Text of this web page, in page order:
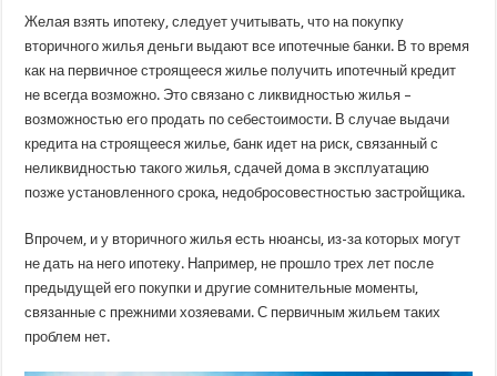
Желая взять ипотеку, следует учитывать, что на покупку
вторичного жилья деньги выдают все ипотечные банки. В то время
как на первичное строящееся жилье получить ипотечный кредит
не всегда возможно. Это связано с ликвидностью жилья –
возможностью его продать по себестоимости. В случае выдачи
кредита на строящееся жилье, банк идет на риск, связанный с
неликвидностью такого жилья, сдачей дома в эксплуатацию
позже установленного срока, недобросовестностью застройщика.
Впрочем, и у вторичного жилья есть нюансы, из-за которых могут
не дать на него ипотеку. Например, не прошло трех лет после
предыдущей его покупки и другие сомнительные моменты,
связанные с прежними хозяевами. С первичным жильем таких
проблем нет.